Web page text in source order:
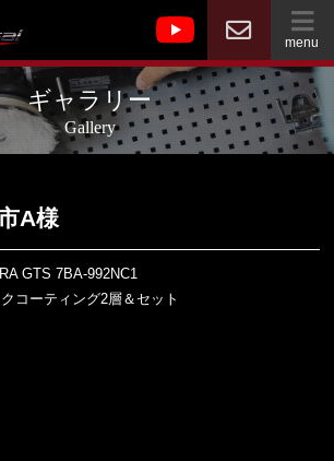
menu
ギャラリー
Gallery
A様
GTS 7BA-992NC1
コーティング2層＆セット